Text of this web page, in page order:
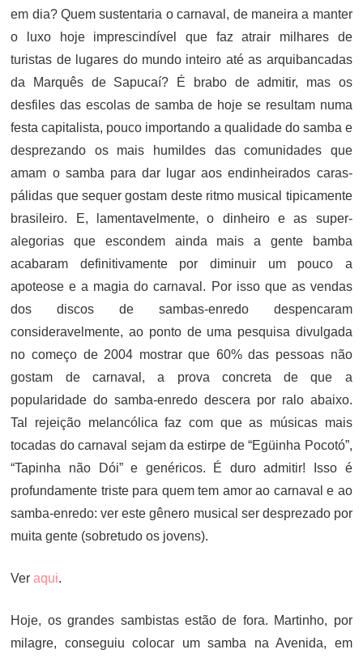
em dia? Quem sustentaria o carnaval, de maneira a manter
o luxo hoje imprescindível que faz atrair milhares de
turistas de lugares do mundo inteiro até as arquibancadas
da Marquês de Sapucaí? É brabo de admitir, mas os
desfiles das escolas de samba de hoje se resultam numa
festa capitalista, pouco importando a qualidade do samba e
desprezando os mais humildes das comunidades que
amam o samba para dar lugar aos endinheirados caras-
pálidas que sequer gostam deste ritmo musical tipicamente
brasileiro. E, lamentavelmente, o dinheiro e as super-
alegorias que escondem ainda mais a gente bamba
acabaram definitivamente por diminuir um pouco a
apoteose e a magia do carnaval. Por isso que as vendas
dos discos de sambas-enredo despencaram
consideravelmente, ao ponto de uma pesquisa divulgada
no começo de 2004 mostrar que 60% das pessoas não
gostam de carnaval, a prova concreta de que a
popularidade do samba-enredo descera por ralo abaixo.
Tal rejeição melancólica faz com que as músicas mais
tocadas do carnaval sejam da estirpe de “Egüinha Pocotó”,
“Tapinha não Dói” e genéricos. É duro admitir! Isso é
profundamente triste para quem tem amor ao carnaval e ao
samba-enredo: ver este gênero musical ser desprezado por
muita gente (sobretudo os jovens).
Veraqui.
Hoje, os grandes sambistas estão de fora. Martinho, por
milagre, conseguiu colocar um samba na Avenida, em